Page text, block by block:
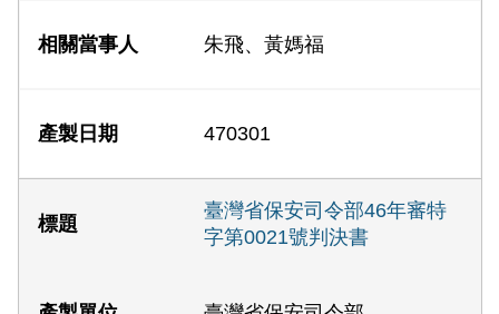
朱飛、黃媽福
470301
臺灣省保安司令部46年審特
字第0021號判決書